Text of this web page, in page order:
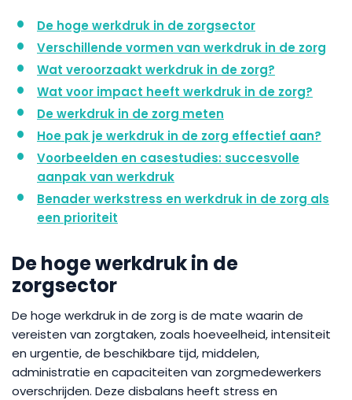
De hoge werkdruk in de zorgsector
Verschillende vormen van werkdruk in de zorg
Wat veroorzaakt werkdruk in de zorg?
Wat voor impact heeft werkdruk in de zorg?
De werkdruk in de zorg meten
Hoe pak je werkdruk in de zorg effectief aan?
Voorbeelden en casestudies: succesvolle
aanpak van werkdruk
Benader werkstress en werkdruk in de zorg als
een prioriteit
De hoge werkdruk in de
zorgsector
De hoge werkdruk in de zorg is de mate waarin de
vereisten van zorgtaken, zoals hoeveelheid, intensiteit
en urgentie, de beschikbare tijd, middelen,
administratie en capaciteiten van zorgmedewerkers
overschrijden. Deze disbalans heeft stress en